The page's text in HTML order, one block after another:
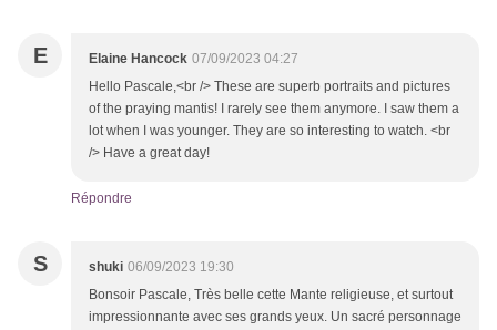
E Elaine Hancock 07/09/2023 04:27
Hello Pascale,<br /> These are superb portraits and pictures
of the praying mantis! I rarely see them anymore. I saw them a
lot when I was younger. They are so interesting to watch. <br
/> Have a great day!
Répondre
S shuki 06/09/2023 19:30
Bonsoir Pascale, Très belle cette Mante religieuse, et surtout
impressionnante avec ses grands yeux. Un sacré personnage